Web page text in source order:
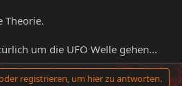
Theorie.
um die UFO Welle gehen...
registrieren, um hier zu antworten.